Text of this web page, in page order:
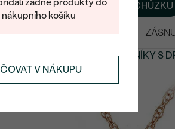
NA MÍRU DOMLUVIT SI SCHŮZKU
PŘÍVĚSKY A NÁHRDELNÍKY S
košíku
V NÁKUPU